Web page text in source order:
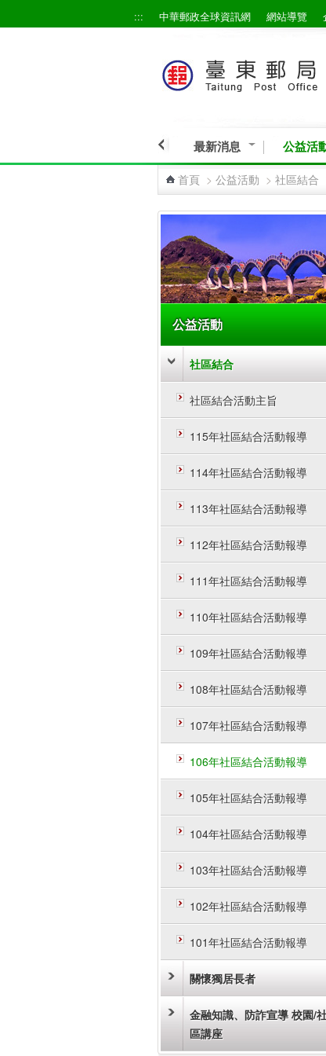
::: 中華郵政全球資訊網 網站導覽
最新消息 公益活
首頁 > 公益活動 > 社區結合
公益活動
社區結合
社區結合活動主旨
115年社區結合活動報導
114年社區結合活動報導
113年社區結合活動報導
112年社區結合活動報導
111年社區結合活動報導
110年社區結合活動報導
109年社區結合活動報導
108年社區結合活動報導
107年社區結合活動報導
106年社區結合活動報導
105年社區結合活動報導
104年社區結合活動報導
103年社區結合活動報導
102年社區結合活動報導
101年社區結合活動報導
關懷獨居長者
金融知識、防詐宣導 校園/
區講座